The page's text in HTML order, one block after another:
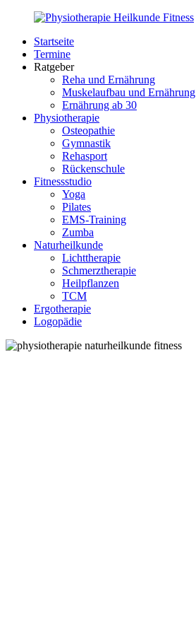
Zurück
Inhalt
PhysioMed-
Fit.de
Gesundheit
Startseite
Termine
Ratgeber
Reha und Ernährung
Muskelaufbau und Ernährung
Ernährung ab 30
Physiotherapie
Osteopathie
Gymnastik
Rehasport
Rückenschule
Fitnessstudio
Yoga
Pilates
EMS-Training
Zumba
Naturheilkunde
Lichttherapie
Schmerztherapie
Heilpflanzen
TCM
Ergotherapie
Logopädie